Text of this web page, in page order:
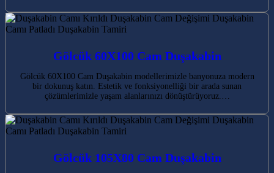
Gölcük 60X100 Cam Duşakabin
Gölcük 60X100 Cam Duşakabin modellerimizle banyonuza modern
bir dokunuş katın. Estetik ve fonksiyonelliği bir arada sunan
çözümlerimizle yaşam alanlarınızı dönüştürüyoruz.…
Gölcük 105X80 Cam Duşakabin